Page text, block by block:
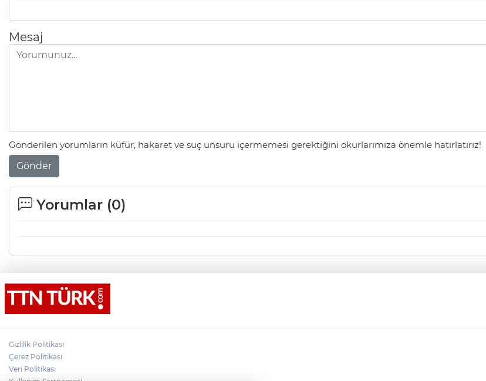
Mesaj
Gönderilen yorumların küfür, hakaret ve suç unsuru içermemesi gerektiğini okurlarımıza önemle hatırlatırız!
Gönder
Yorumlar (0)
Gizlilik Politikası
Çerez Politikası
Veri Politikası